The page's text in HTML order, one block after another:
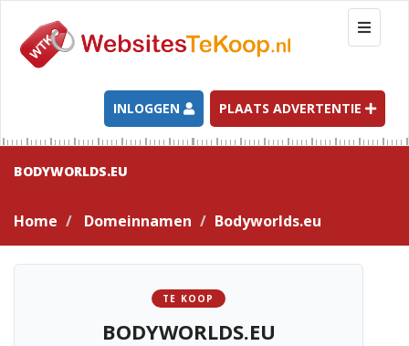
T
o
g
l
e
n
a
t
INLOGGEN PLAATS ADVERTENTIE
BODYWORLDS.EU
Home Domeinnamen Bodyworlds.eu
TE KOOP
BODYWORLDS.EU